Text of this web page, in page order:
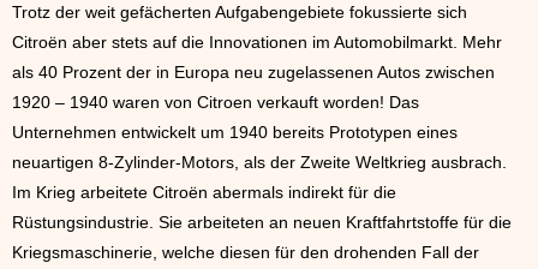
Trotz der weit gefächerten Aufgabengebiete fokussierte sich
Citroën aber stets auf die Innovationen im Automobilmarkt. Mehr
als 40 Prozent der in Europa neu zugelassenen Autos zwischen
1920 – 1940 waren von Citroen verkauft worden! Das
Unternehmen entwickelt um 1940 bereits Prototypen eines
neuartigen 8-Zylinder-Motors, als der Zweite Weltkrieg ausbrach.
Im Krieg arbeitete Citroën abermals indirekt für die
Rüstungsindustrie. Sie arbeiteten an neuen Kraftfahrtstoffe für die
Kriegsmaschinerie, welche diesen für den drohenden Fall der